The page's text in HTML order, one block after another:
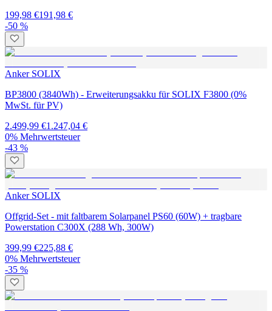
199,98 €191,98 €
-50 %
Anker SOLIX
BP3800 (3840Wh) - Erweiterungsakku für SOLIX F3800 (0%
MwSt. für PV)
2.499,99 €1.247,04 €
0% Mehrwertsteuer
-43 %
Anker SOLIX
Offgrid-Set - mit faltbarem Solarpanel PS60 (60W) + tragbare
Powerstation C300X (288 Wh, 300W)
399,99 €225,88 €
0% Mehrwertsteuer
-35 %